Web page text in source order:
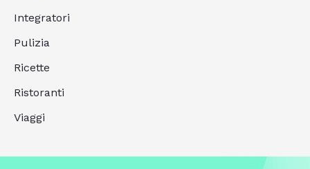
Integratori
Pulizia
Ricette
Ristoranti
Viaggi